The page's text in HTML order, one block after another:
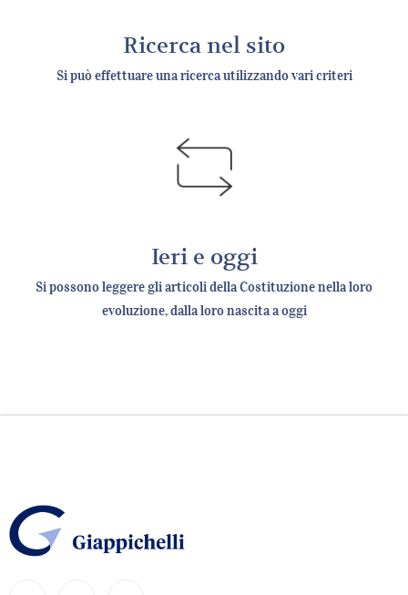
Ricerca nel sito
Si può effettuare una ricerca utilizzando vari criteri
Ieri e oggi
Si possono leggere gli articoli della Costituzione nella loro
evoluzione, dalla loro nascita a oggi